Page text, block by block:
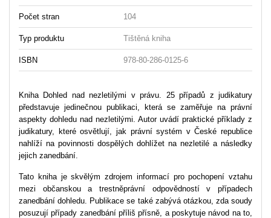
Počet stran 104
Typ produktu Tištěná kniha
ISBN 978-80-286-0125-6
Kniha Dohled nad nezletilými v právu. 25 případů z judikatury
představuje jedinečnou publikaci, která se zaměřuje na právní
aspekty dohledu nad nezletilými. Autor uvádí praktické příklady z
judikatury, které osvětlují, jak právní systém v České republice
nahlíží na povinnosti dospělých dohlížet na nezletilé a následky
jejich zanedbání.
Tato kniha je skvělým zdrojem informací pro pochopení vztahu
mezi občanskou a trestněprávní odpovědností v případech
zanedbání dohledu. Publikace se také zabývá otázkou, zda soudy
posuzují případy zanedbání příliš přísně, a poskytuje návod na to,